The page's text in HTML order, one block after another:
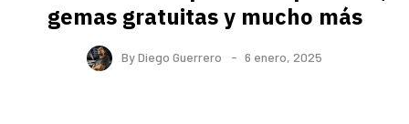
gemas gratuitas y mucho más
ByDiego Guerrero 6 enero, 2025